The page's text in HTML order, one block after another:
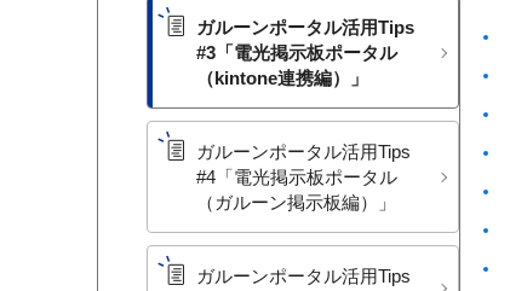
ガルーンポータル活用Tips
#3​「電光掲示板ポータル​
（kintone連携編）」
ガルーンポータル活用Tips
#4​「電光掲示板ポータル​
（ガルーン掲示板編）」
ガルーンポータル活用Tips